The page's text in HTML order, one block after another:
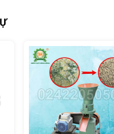
phải trong quá trình
lớn, việc chủ động nguồn
nhiên, với quy mô lớn thì
thường không đảm bảo
giá thành ngày càng